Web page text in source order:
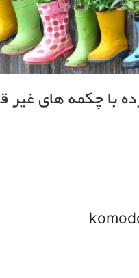
با چکمه های غیر